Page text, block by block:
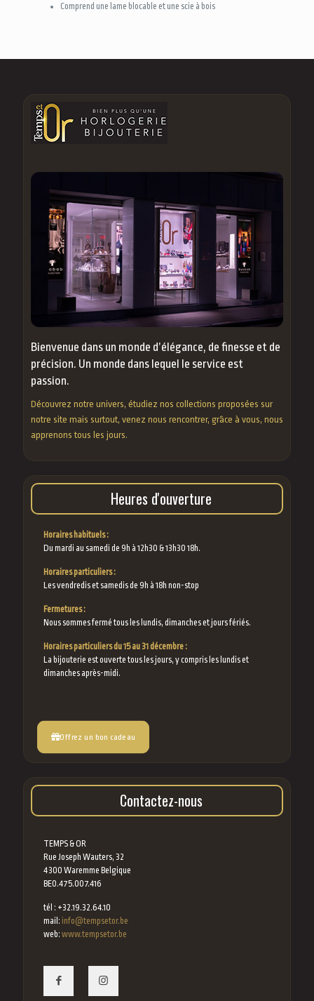
Comprend une lame blocable et une scie à bois
Bienvenue dans un monde d’élégance, de finesse et de
précision. Un monde dans lequel le service est
passion.
Découvrez notre univers, étudiez nos collections proposées sur
notre site mais surtout, venez nous rencontrer, grâce à vous, nous
apprenons tous les jours.
Heures d'ouverture
Horaires habituels :
Du mardi au samedi de 9h à 12h30 & 13h30 18h.
Horaires particuliers :
Les vendredis et samedis de 9h à 18h non-stop
Fermetures :
Nous sommes fermé tous les lundis, dimanches et jours fériés.
Horaires particuliers du 15 au 31 décembre :
La bijouterie est ouverte tous les jours, y compris les lundis et
dimanches après-midi.
Offrez un bon cadeau
Contactez-nous
TEMPS & OR
Rue Joseph Wauters, 32
4300 Waremme Belgique
BE0.475.007.416
tél : +32.19.32.64.10
mail: info@tempsetor.be
web: www.tempsetor.be